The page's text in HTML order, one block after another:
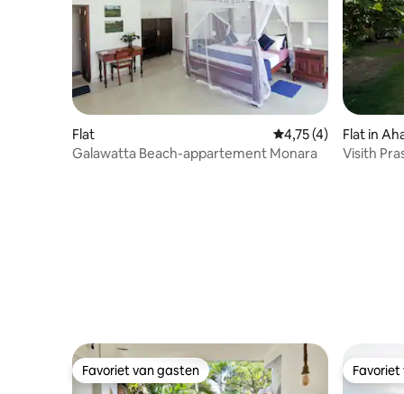
Flat Gemiddelde
4,75 (4)
Galawatta Beach-appartement Monara
Flat in
Visith
Favoriet van gasten
Favoriet van gasten